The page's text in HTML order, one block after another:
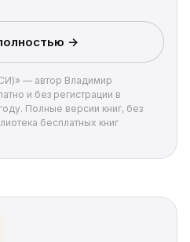
→
— автор Владимир
и без регистрации в
Полные версии книг, без
бесплатных книг